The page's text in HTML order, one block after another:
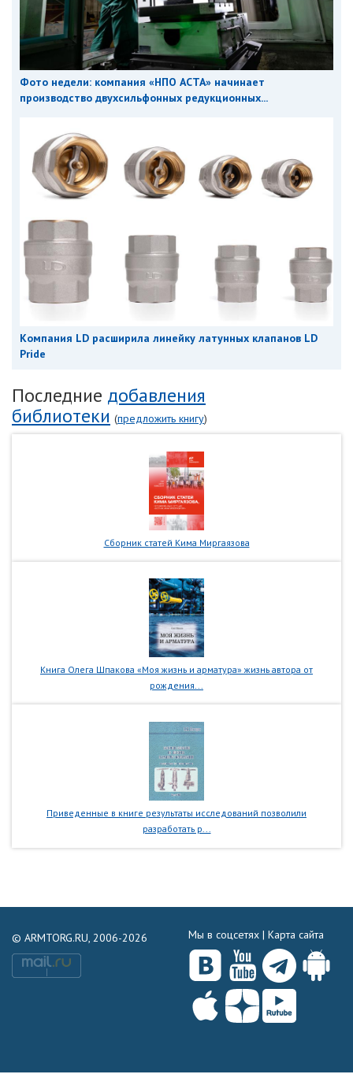
Фото недели: компания «НПО АСТА» начинает
производство двухсильфонных редукционных...
Компания LD расширила линейку латунных клапанов LD
Pride
Последние добавления
библиотеки (предложить книгу)
Сборник статей Кима Миргаязова
Книга Олега Шпакова «Моя жизнь и арматура» жизнь автора от
рождения...
Приведенные в книге результаты исследований позволили
разработать р...
© ARMTORG.RU, 2006-2026 Мы в соцсетях | Карта сайта